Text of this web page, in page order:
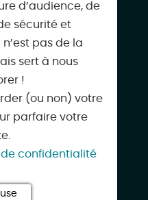
45.fr
d’audience, de
sécurité et
pas de la
sert à nous
!
(ou non) votre
parfaire votre
confidentialité